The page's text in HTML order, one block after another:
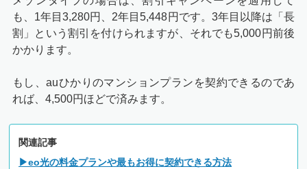
も、1年目3,280円、2年目5,448円です。3年目以降は「長
割」という割引を付けられますが、それでも5,000円前後
かかります。
もし、auひかりのマンションプランを契約できるのであ
れば、4,500円ほどで済みます。
関連記事
▶eo光の料金プランや最もお得に契約できる方法